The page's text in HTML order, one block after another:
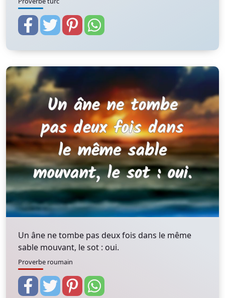
Un âne ne tombe pas deux fois dans le même
sable mouvant, le sot : oui.
Proverbe roumain